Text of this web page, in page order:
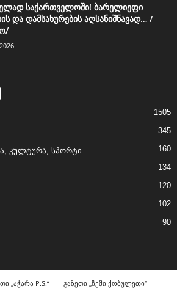
საქართველოში! ბარელიეფი
და დამსახურების აღსანიშნავად… /
1505
345
კულტურა, სპორტი 160
134
120
102
90
„აჭარა P.S.“ გაზეთი „ჩემი ქობულეთი“